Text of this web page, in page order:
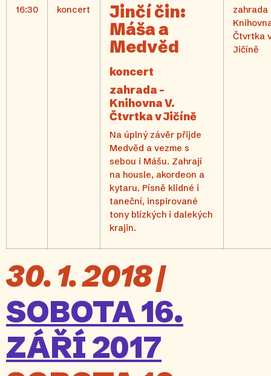
16:30 koncert
Jinčí čin:
Máša a
Medvěd
koncert
zahrada –
Knihovna V.
Čtvrtka v Jičíně
Na úplný závěr přijde
Medvěd a vezme s
sebou i Mášu. Zahrají
na housle, akordeon a
kytaru. Písně klidné i
taneční, inspirované
tony blízkých i dalekých
krajin.
zahrada
Čtvrtka
Jičíně
30. 1. 2018 |
SOBOTA 16.
ZÁŘÍ 2017